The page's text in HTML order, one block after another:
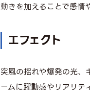
動きを加えることで感情
エフェクト
突風の揺れや爆発の光、
ームに躍動感やリアリテ